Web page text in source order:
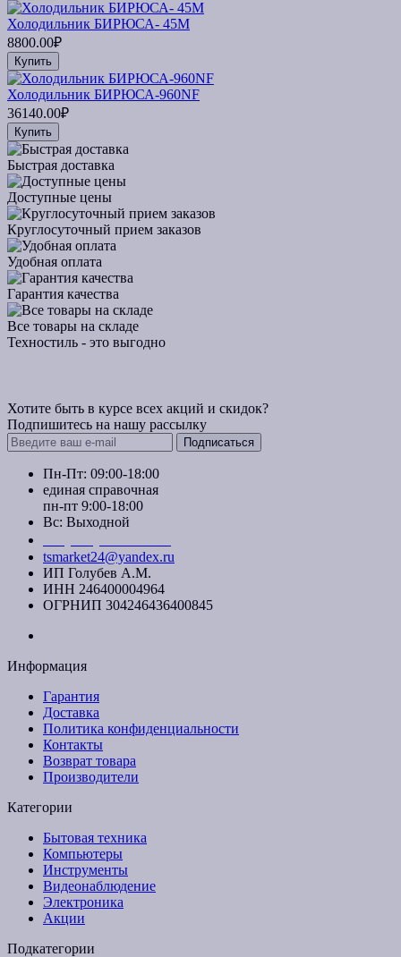
Холодильник БИРЮСА- 45М
8800.00₽
Купить
Холодильник БИРЮСА-960NF
36140.00₽
Купить
Быстрая доставка
Доступные цены
Круглосуточный прием заказов
Удобная оплата
Гарантия качества
Все товары на складе
Техностиль - это выгодно
Хотите быть в курсе всех акций и скидок?
Подпишитесь на нашу рассылку
Подписаться
Пн-Пт: 09:00-18:00
единая справочная
пн-пт 9:00-18:00
Вс: Выходной
tsmarket24@yandex.ru
ИП Голубев А.М.
ИНН 246400004964
ОГРНИП 304246436400845
Информация
Гарантия
Доставка
Политика конфиденциальности
Контакты
Возврат товара
Производители
Категории
Бытовая техника
Компьютеры
Инструменты
Видеонаблюдение
Электроника
Акции
Подкатегории